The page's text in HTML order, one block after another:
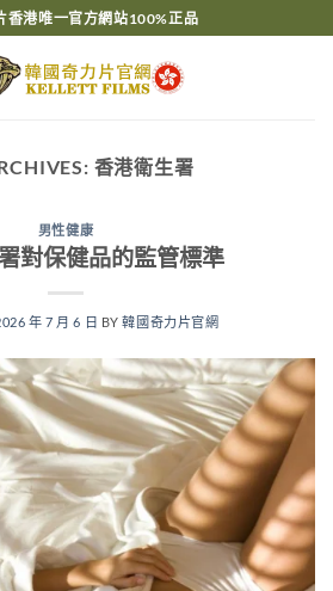
香港唯一官方網站100%正品
香港衛生署
男性健康
對保健品的監管標準
年 7 月 6 日 BY韓國奇力片官網